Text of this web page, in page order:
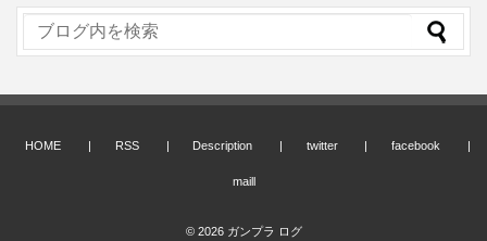
HOME RSS Description twitter facebook
maill
© 2026 ガンプラ ログ